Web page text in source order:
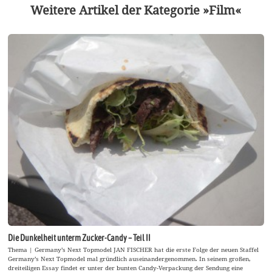
Weitere Artikel der Kategorie »Film«
Die Dunkelheit unterm Zucker-Candy – Teil II
Thema | Germany’s Next Topmodel JAN FISCHER hat die erste Folge der neuen Staffel
Germany’s Next Topmodel mal gründlich auseinandergenommen. In seinem großen,
dreiteiligen Essay findet er unter der bunten Candy-Verpackung der Sendung eine